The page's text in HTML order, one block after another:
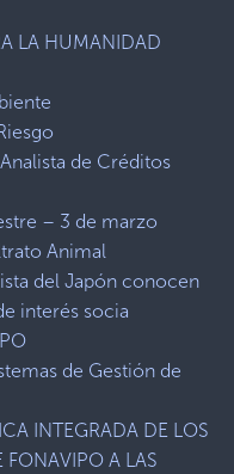
LA HUMANIDAD
de Créditos
– 3 de marzo
Animal
del Japón conocen
interés socia
de Gestión de
INTEGRADA DE LOS
FONAVIPO A LAS